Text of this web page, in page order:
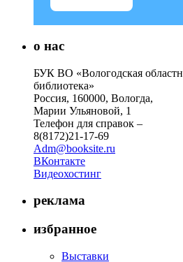
о нас
БУК ВО «Вологодская
библиотека»
Россия, 160000, Вологда,
Марии Ульяновой, 1
Телефон для справок –
8(8172)21-17-69
Adm@booksite.ru
ВКонтакте
Видеохостинг
реклама
избранное
Выставки